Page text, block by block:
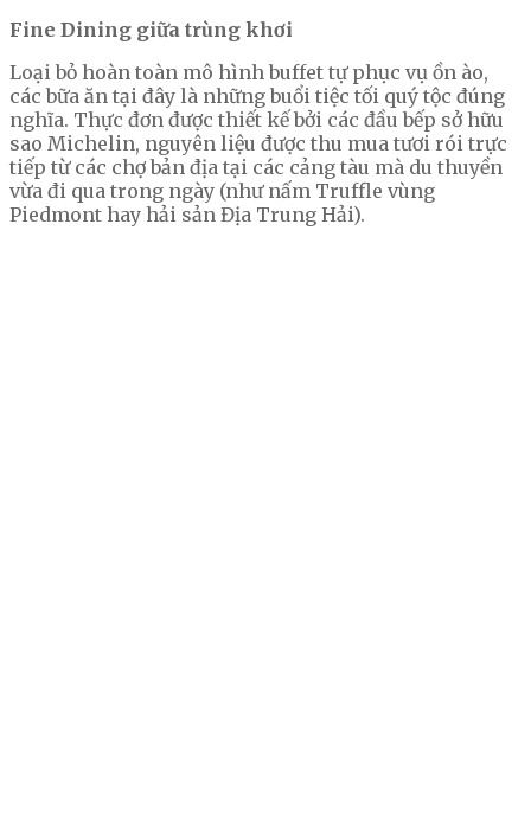
Fine Dining giữa trùng khơi
Loại bỏ hoàn toàn mô hình buffet tự phục vụ ồn ào,
các bữa ăn tại đây là những buổi tiệc tối quý tộc đúng
nghĩa. Thực đơn được thiết kế bởi các đầu bếp sở hữu
sao Michelin, nguyên liệu được thu mua tươi rói trực
tiếp từ các chợ bản địa tại các cảng tàu mà du thuyền
vừa đi qua trong ngày (như nấm Truffle vùng
Piedmont hay hải sản Địa Trung Hải).